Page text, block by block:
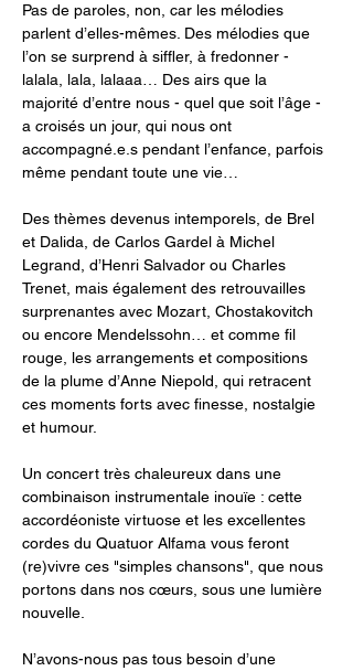
Pas de paroles, non, car les mélodies
parlent d’elles-mêmes. Des mélodies que
l’on se surprend à siffler, à fredonner -
lalala, lala, lalaaa… Des airs que la
majorité d’entre nous - quel que soit l’âge -
a croisés un jour, qui nous ont
accompagné.e.s pendant l’enfance, parfois
même pendant toute une vie…
Des thèmes devenus intemporels, de Brel
et Dalida, de Carlos Gardel à Michel
Legrand, d’Henri Salvador ou Charles
Trenet, mais également des retrouvailles
surprenantes avec Mozart, Chostakovitch
ou encore Mendelssohn… et comme fil
rouge, les arrangements et compositions
de la plume d’Anne Niepold, qui retracent
ces moments forts avec finesse, nostalgie
et humour.
Un concert très chaleureux dans une
combinaison instrumentale inouïe : cette
accordéoniste virtuose et les excellentes
cordes du Quatuor Alfama vous feront
(re)vivre ces "simples chansons", que nous
portons dans nos cœurs, sous une lumière
nouvelle.
N’avons-nous pas tous besoin d’une